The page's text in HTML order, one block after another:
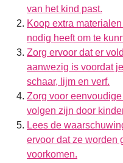
van het kind past.
Koop extra
nodig heeft om te
Zorg ervoor dat er
aanwezig is voordat
schaar, lijm en verf.
Zorg voor
volgen zijn door
Lees de
ervoor dat ze worden
voorkomen.